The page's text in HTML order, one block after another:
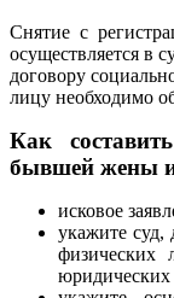
Снятие с
осуществляется в
договору
лицу необходимо
Как
бывшей жены
исковое
укажите суд,
физических